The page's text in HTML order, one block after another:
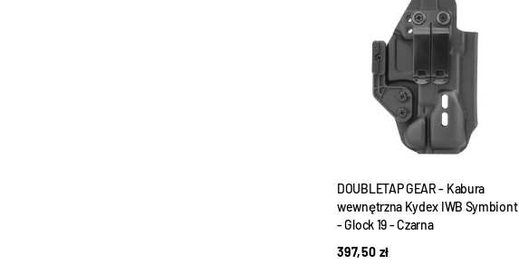
DOUBLETAP GEAR - Kabura
wewnętrzna Kydex IWB Symbiont
- Glock 19 - Czarna
397,50 zł